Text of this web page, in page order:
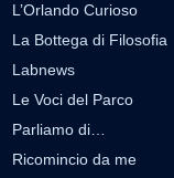
L’Orlando Curioso
La Bottega di Filosofia
Labnews
Le Voci del Parco
Parliamo di…
Ricomincio da me